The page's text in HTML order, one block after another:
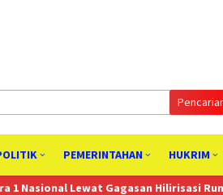
PEMERINTAHAN HUKRIM
Gagasan Hilirisasi Rumput Laut